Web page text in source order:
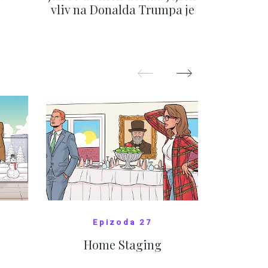
vliv na Donalda Trumpa je
Epizoda 27
Home Staging